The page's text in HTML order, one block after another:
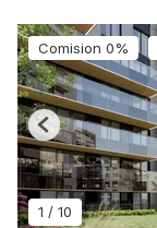
Comision 0%
1 / 10
Previous